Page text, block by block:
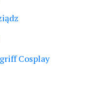
Cosplay